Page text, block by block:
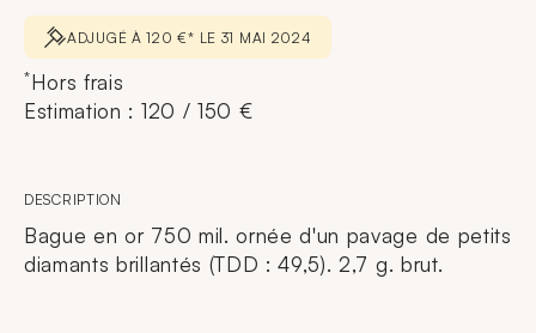
ADJUGÉ À 120 €* LE 31 MAI 2024
*Hors frais
Estimation : 120 / 150 €
DESCRIPTION
Bague en or 750 mil. ornée d'un pavage de petits
diamants brillantés (TDD : 49,5). 2,7 g. brut.